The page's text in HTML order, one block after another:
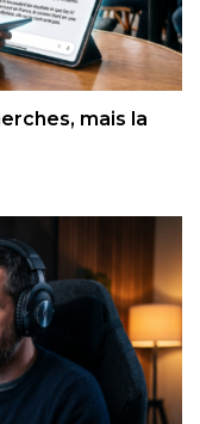
mais la